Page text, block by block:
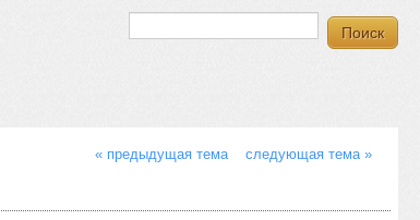
« предыдущая тема следующая тема »